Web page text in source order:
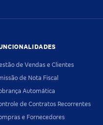
de Vendas e Clientes
de Nota Fiscal
Automática
de Contratos Recorrentes
e Fornecedores